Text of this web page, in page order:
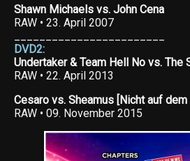
Shawn Michaels vs. John Cena
RAW • 23. April 2007
DVD2:
Undertaker & Team Hell No vs.
RAW • 22. April 2013
Cesaro vs. Sheamus [Nicht auf dem
RAW • 09. November 2015